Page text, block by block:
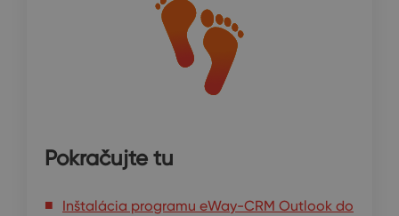
Pokračujte tu
Inštalácia programu eWay-CRM Outlook do